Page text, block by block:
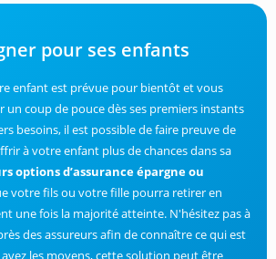
pour ses enfants
enfant est prévue pour bientôt et vous
un coup de pouce dès ses premiers instants
besoins, il est possible de faire preuve de
à votre enfant plus de chances dans sa
options d’assurance épargne ou
votre fils ou votre fille pourra retirer en
une fois la majorité atteinte. N'hésitez pas à
des assureurs afin de connaître ce qui est
les moyens, cette solution peut être